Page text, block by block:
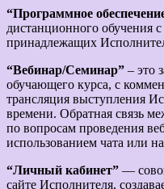
“Программное
дистанционного обучения
принадлежащих
“Вебинар/Семинар” – это
обучающего курса, с
трансляция выступления
времени. Обратная связь
по вопросам проведения
использованием чата или
“Личный кабинет” —
сайте Исполнителя,